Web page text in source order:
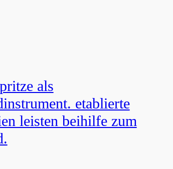
als
etablierte
leisten beihilfe zum